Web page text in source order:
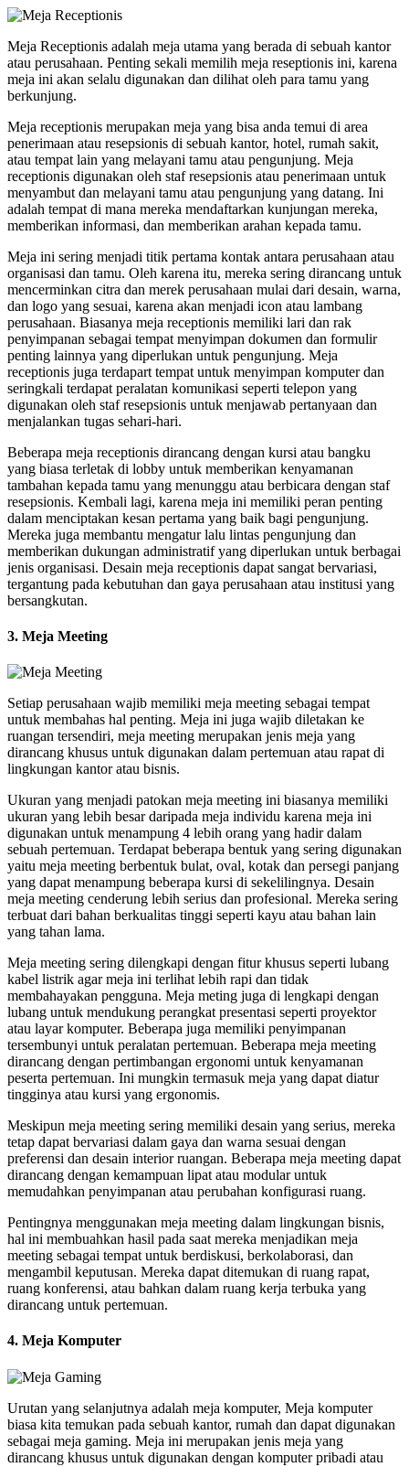
Meja Receptionis adalah meja utama yang berada di sebuah kantor
atau perusahaan. Penting sekali memilih meja reseptionis ini, karena
meja ini akan selalu digunakan dan dilihat oleh para tamu yang
berkunjung.
Meja receptionis merupakan meja yang bisa anda temui di area
penerimaan atau resepsionis di sebuah kantor, hotel, rumah sakit,
atau tempat lain yang melayani tamu atau pengunjung. Meja
receptionis digunakan oleh staf resepsionis atau penerimaan untuk
menyambut dan melayani tamu atau pengunjung yang datang. Ini
adalah tempat di mana mereka mendaftarkan kunjungan mereka,
memberikan informasi, dan memberikan arahan kepada tamu.
Meja ini sering menjadi titik pertama kontak antara perusahaan atau
organisasi dan tamu. Oleh karena itu, mereka sering dirancang untuk
mencerminkan citra dan merek perusahaan mulai dari desain, warna,
dan logo yang sesuai, karena akan menjadi icon atau lambang
perusahaan. Biasanya meja receptionis memiliki lari dan rak
penyimpanan sebagai tempat menyimpan dokumen dan formulir
penting lainnya yang diperlukan untuk pengunjung. Meja
receptionis juga terdapart tempat untuk menyimpan komputer dan
seringkali terdapat peralatan komunikasi seperti telepon yang
digunakan oleh staf resepsionis untuk menjawab pertanyaan dan
menjalankan tugas sehari-hari.
Beberapa meja receptionis dirancang dengan kursi atau bangku
yang biasa terletak di lobby untuk memberikan kenyamanan
tambahan kepada tamu yang menunggu atau berbicara dengan staf
resepsionis. Kembali lagi, karena meja ini memiliki peran penting
dalam menciptakan kesan pertama yang baik bagi pengunjung.
Mereka juga membantu mengatur lalu lintas pengunjung dan
memberikan dukungan administratif yang diperlukan untuk berbagai
jenis organisasi. Desain meja receptionis dapat sangat bervariasi,
tergantung pada kebutuhan dan gaya perusahaan atau institusi yang
bersangkutan.
3. Meja Meeting
Setiap perusahaan wajib memiliki meja meeting sebagai tempat
untuk membahas hal penting. Meja ini juga wajib diletakan ke
ruangan tersendiri, meja meeting merupakan jenis meja yang
dirancang khusus untuk digunakan dalam pertemuan atau rapat di
lingkungan kantor atau bisnis.
Ukuran yang menjadi patokan meja meeting ini biasanya memiliki
ukuran yang lebih besar daripada meja individu karena meja ini
digunakan untuk menampung 4 lebih orang yang hadir dalam
sebuah pertemuan. Terdapat beberapa bentuk yang sering digunakan
yaitu meja meeting berbentuk bulat, oval, kotak dan persegi panjang
yang dapat menampung beberapa kursi di sekelilingnya. Desain
meja meeting cenderung lebih serius dan profesional. Mereka sering
terbuat dari bahan berkualitas tinggi seperti kayu atau bahan lain
yang tahan lama.
Meja meeting sering dilengkapi dengan fitur khusus seperti lubang
kabel listrik agar meja ini terlihat lebih rapi dan tidak
membahayakan pengguna. Meja meting juga di lengkapi dengan
lubang untuk mendukung perangkat presentasi seperti proyektor
atau layar komputer. Beberapa juga memiliki penyimpanan
tersembunyi untuk peralatan pertemuan. Beberapa meja meeting
dirancang dengan pertimbangan ergonomi untuk kenyamanan
peserta pertemuan. Ini mungkin termasuk meja yang dapat diatur
tingginya atau kursi yang ergonomis.
Meskipun meja meeting sering memiliki desain yang serius, mereka
tetap dapat bervariasi dalam gaya dan warna sesuai dengan
preferensi dan desain interior ruangan. Beberapa meja meeting dapat
dirancang dengan kemampuan lipat atau modular untuk
memudahkan penyimpanan atau perubahan konfigurasi ruang.
Pentingnya menggunakan meja meeting dalam lingkungan bisnis,
hal ini membuahkan hasil pada saat mereka menjadikan meja
meeting sebagai tempat untuk berdiskusi, berkolaborasi, dan
mengambil keputusan. Mereka dapat ditemukan di ruang rapat,
ruang konferensi, atau bahkan dalam ruang kerja terbuka yang
dirancang untuk pertemuan.
4. Meja Komputer
Urutan yang selanjutnya adalah meja komputer, Meja komputer
biasa kita temukan pada sebuah kantor, rumah dan dapat digunakan
sebagai meja gaming. Meja ini merupakan jenis meja yang
dirancang khusus untuk digunakan dengan komputer pribadi atau